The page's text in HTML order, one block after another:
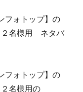
フォトップ】の
２名様用 ネタバ
フォトップ】の
名様用の